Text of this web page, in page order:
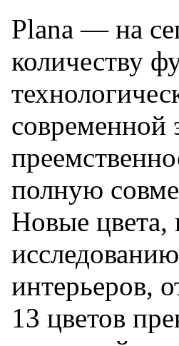
Plana — на
количеству
современной
полную
Новые цвета,
интерьеров,
13 цветов